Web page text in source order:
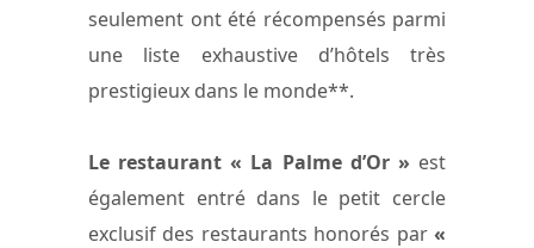
seulement ont été récompensés parmi
une liste exhaustive d’hôtels très
prestigieux dans le monde**.
Le restaurant « La Palme d’Or » est
également entré dans le petit cercle
exclusif des restaurants honorés par «